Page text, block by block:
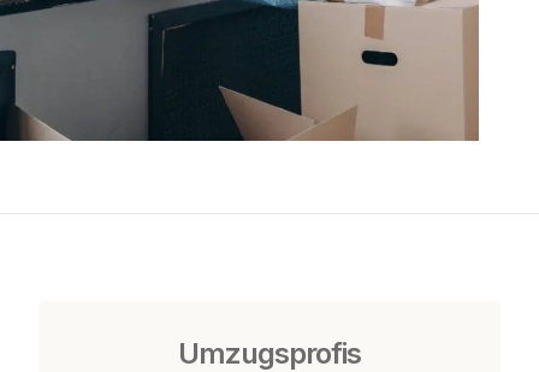
Umzugsprofis